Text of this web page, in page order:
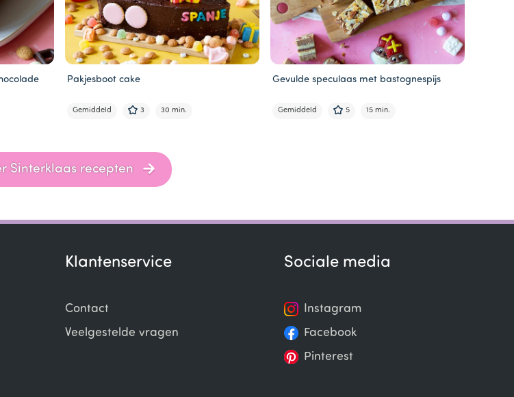
Pakjesboot cake
Gemiddeld 3 30 min.
Gevulde speculaas met bastognespijs
Gemiddeld 5 15 min.
Sinterklaas recepten
Klantenservice
Contact
Veelgestelde vragen
Sociale media
Instagram
Facebook
Pinterest